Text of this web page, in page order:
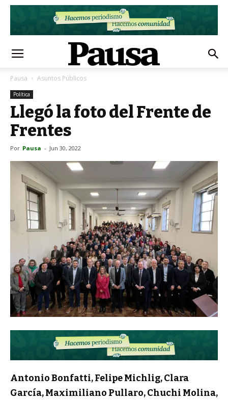
Pausa Asuntos Públicos
Política
Llegó la foto del Frente de
Frentes
Por Pausa - Jun 30, 2022
Antonio Bonfatti, Felipe Michlig, Clara
García, Maximiliano Pullaro, Chuchi Molina,